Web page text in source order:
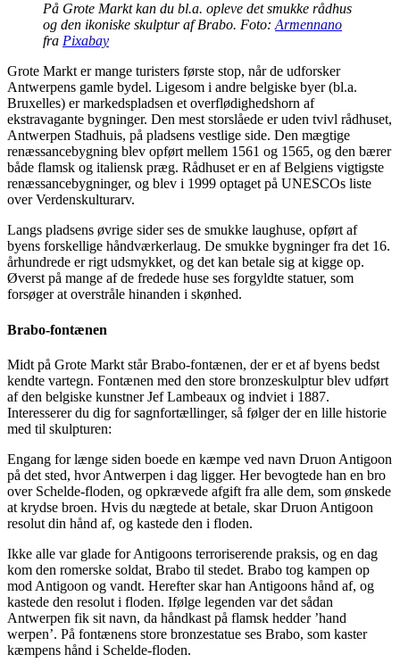
På Grote Markt kan du bl.a. opleve det smukke rådhus
og den ikoniske skulptur af Brabo. Foto:Armennano
fra Pixabay
Grote Markt er mange turisters første stop, når de udforsker
Antwerpens gamle bydel. Ligesom i andre belgiske byer (bl.a.
Bruxelles) er markedspladsen et overflødighedshorn af
ekstravagante bygninger. Den mest storslåede er uden tvivl rådhuset,
Antwerpen Stadhuis, på pladsens vestlige side. Den mægtige
renæssancebygning blev opført mellem 1561 og 1565, og den bærer
både flamsk og italiensk præg. Rådhuset er en af Belgiens vigtigste
renæssancebygninger, og blev i 1999 optaget på UNESCOs liste
over Verdenskulturarv.
Langs pladsens øvrige sider ses de smukke laughuse, opført af
byens forskellige håndværkerlaug. De smukke bygninger fra det 16.
århundrede er rigt udsmykket, og det kan betale sig at kigge op.
Øverst på mange af de fredede huse ses forgyldte statuer, som
forsøger at overstråle hinanden i skønhed.
Brabo-fontænen
Midt på Grote Markt står Brabo-fontænen, der er et af byens bedst
kendte vartegn. Fontænen med den store bronzeskulptur blev udført
af den belgiske kunstner Jef Lambeaux og indviet i 1887.
Interesserer du dig for sagnfortællinger, så følger der en lille historie
med til skulpturen:
Engang for længe siden boede en kæmpe ved navn Druon Antigoon
på det sted, hvor Antwerpen i dag ligger. Her bevogtede han en bro
over Schelde-floden, og opkrævede afgift fra alle dem, som ønskede
at krydse broen. Hvis du nægtede at betale, skar Druon Antigoon
resolut din hånd af, og kastede den i floden.
Ikke alle var glade for Antigoons terroriserende praksis, og en dag
kom den romerske soldat, Brabo til stedet. Brabo tog kampen op
mod Antigoon og vandt. Herefter skar han Antigoons hånd af, og
kastede den resolut i floden. Ifølge legenden var det sådan
Antwerpen fik sit navn, da håndkast på flamsk hedder ’hand
werpen’. På fontænens store bronzestatue ses Brabo, som kaster
kæmpens hånd i Schelde-floden.